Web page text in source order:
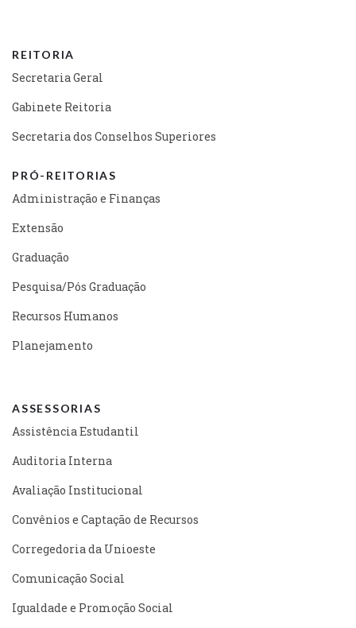
REITORIA
Secretaria Geral
Gabinete Reitoria
Secretaria dos Conselhos Superiores
PRÓ-REITORIAS
Administração e Finanças
Extensão
Graduação
Pesquisa/Pós Graduação
Recursos Humanos
Planejamento
ASSESSORIAS
Assistência Estudantil
Auditoria Interna
Avaliação Institucional
Convênios e Captação de Recursos
Corregedoria da Unioeste
Comunicação Social
Igualdade e Promoção Social